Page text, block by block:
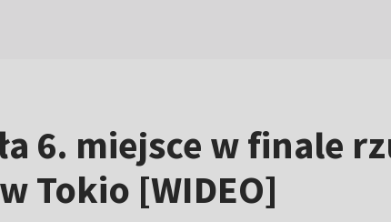
6. miejsce w finale
Tokio [WIDEO]